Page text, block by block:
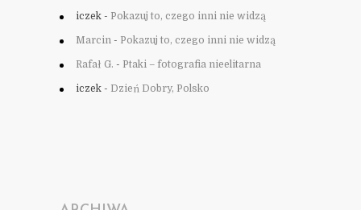
iczek - Pokazuj to, czego inni nie widzą
Marcin - Pokazuj to, czego inni nie widzą
Rafał G. - Ptaki – fotografia nieelitarna
iczek - Dzień Dobry, Polsko